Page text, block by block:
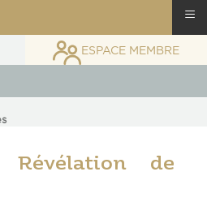
ESPACE MEMBRE
Révélation de
≡